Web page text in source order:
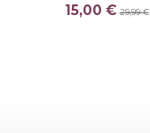
15,00 €29,99 €